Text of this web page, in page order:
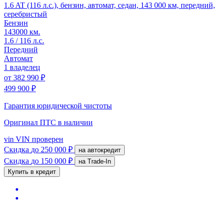
1.6 AT (116 л.с.), бензин, автомат, седан, 143 000 км, передний,
серебристый
Бензин
143000 км.
1.6 / 116 л.с.
Передний
Автомат
1 владелец
от 382 990 ₽
499 900 ₽
Гарантия юридической чистоты
Оригинал ПТС в наличии
vin VIN проверен
Скидка до 250 000 ₽ на автокредит
Скидка до 150 000 ₽
на Trade-In
Купить в кредит